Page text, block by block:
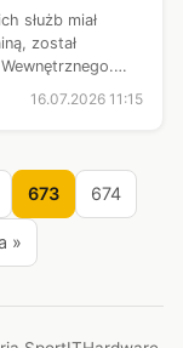
służb miał
został
16.07.2026 11:15
673 674
»